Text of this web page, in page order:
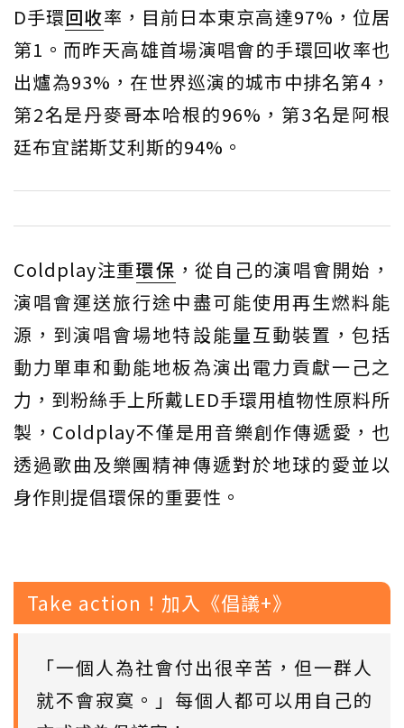
D手環回收率，目前日本東京高達97%，位居
第1。而昨天高雄首場演唱會的手環回收率也
出爐為93%，在世界巡演的城市中排名第4，
第2名是丹麥哥本哈根的96%，第3名是阿根
廷布宜諾斯艾利斯的94%。
Coldplay注重環保 ，從自己的演唱會開始，
演唱會運送旅行途中盡可能使用再生燃料能
源，到演唱會場地特設能量互動裝置，包括
動力單車和動能地板為演出電力貢獻一己之
力，到粉絲手上所戴LED手環用植物性原料所
製，Coldplay不僅是用音樂創作傳遞愛，也
透過歌曲及樂團精神傳遞對於地球的愛並以
身作則提倡環保的重要性。
Take action！加入《倡議+》
「一個人為社會付出很辛苦，但一群人
就不會寂寞。」每個人都可以用自己的